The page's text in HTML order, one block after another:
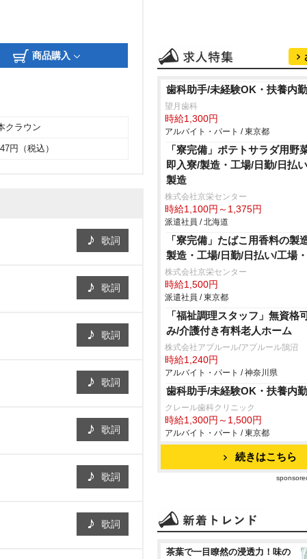
商品購入
クラウン
円（税込）
歌詞
歌詞
歌詞
歌詞
歌詞
歌詞
歌詞
歯科助手/未経験OK・扶養内
望月歯科
時給1,300円
アルバイト・パート / 東京都
「寮完備」ポテトサラダ用野
即入寮/製造・工場/日勤/日払
製造
株式会社京栄センター
時給1,100円～1,375円
派遣社員 / 北海道
「寮完備」たばこ用香料の製
製造・工場/日勤/日払い/工場
株式会社京栄センター
時給1,500円
派遣社員 / 東京都
「福祉調理スタッフ」無資格
み/介護付き有料老人ホーム
株式会社アプルール/アプルール鵠沼
時給1,240円
アルバイト・パート / 神奈川県
歯科助手/未経験OK・扶養内
クレール歯科クリニック
時給1,300円～1,500円
アルバイト・パート / 東京都
続きはこちら
茶葉で一目瞭然の浸透力！味の